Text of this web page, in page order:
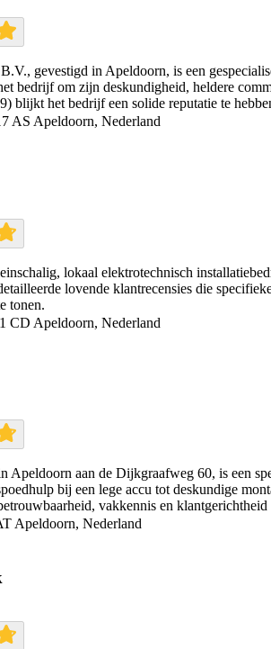
gevestigd in Apeldoorn, is een
bedrijf om zijn deskundigheid, heldere
blijkt het bedrijf een solide reputatie te
AS Apeldoorn, Nederland
lokaal elektrotechnisch
lovende klantrecensies die
tonen.
CD Apeldoorn, Nederland
Apeldoorn aan de Dijkgraafweg 60, is een
bij een lege accu tot deskundige
vakkennis en
Apeldoorn, Nederland